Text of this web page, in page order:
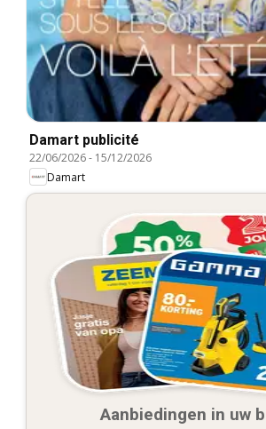
Damart publicité
22/06/2026- 15/12/2026
Damart
Aanbiedingen in uw